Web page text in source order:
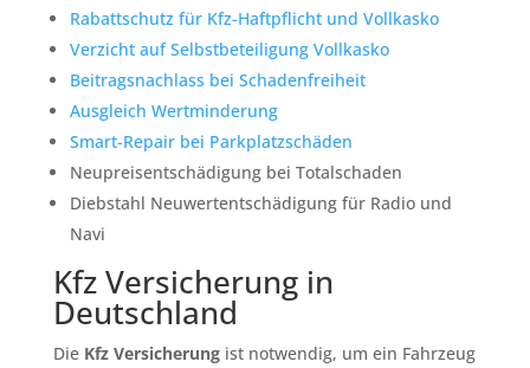
Rabattschutz für Kfz-Haftpflicht und Vollkasko
Verzicht auf Selbstbeteiligung Vollkasko
Beitragsnachlass bei Schadenfreiheit
Ausgleich Wertminderung
Smart-Repair bei Parkplatzschäden
Neupreisentschädigung bei Totalschaden
Diebstahl Neuwertentschädigung für Radio und
Navi
Kfz Versicherung in
Deutschland
Die Kfz Versicherungist notwendig, um ein Fahrzeug